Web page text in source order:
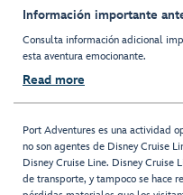
Información importante
Consulta información adicional
esta aventura emocionante.
Read more
Port Adventures es una actividad
no son agentes de Disney Cruise
Disney Cruise Line. Disney Cruise
de transporte, y tampoco se hace